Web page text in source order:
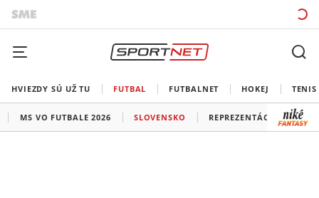
HVIEZDY SÚ UŽ TU FUTBAL FUTBALNET HOKEJ TENIS
MS VO FUTBALE 2026 SLOVENSKO REPREZENTÁCIE